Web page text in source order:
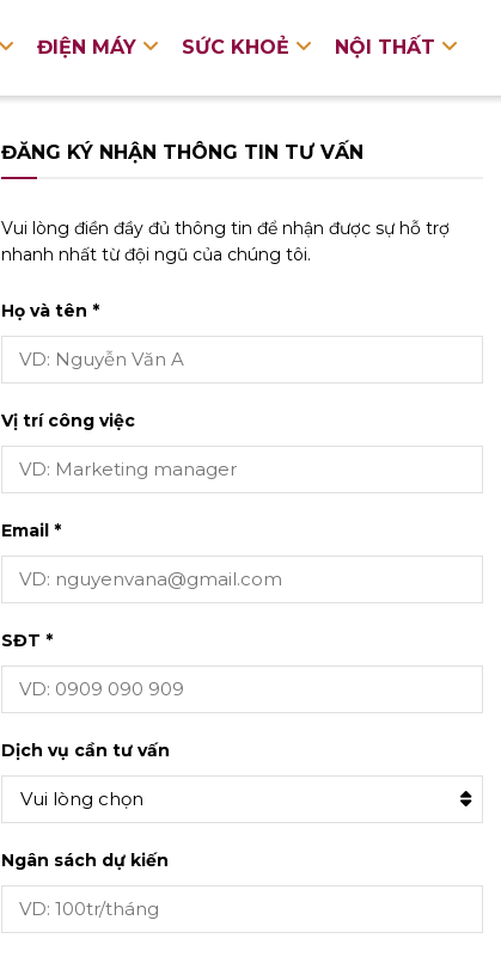
ĐIỆN MÁY SỨC KHOẺ NỘI THẤT
ĐĂNG KÝ NHẬN THÔNG TIN TƯ VẤN
Vui lòng điền đầy đủ thông tin để nhận được sự hỗ trợ
nhanh nhất từ đội ngũ của chúng tôi.
Họ và tên *
Vị trí công việc
Email *
SĐT *
Dịch vụ cần tư vấn
Vui lòng chọn
Ngân sách dự kiến